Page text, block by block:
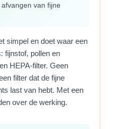
van fijne
simpel en doet waar een
fijnstof, pollen en
HEPA-filter. Geen
filter dat de fijne
last van hebt. Met een
over de werking.